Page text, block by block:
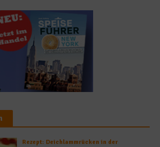
Rezept: Deichlammrücken in der